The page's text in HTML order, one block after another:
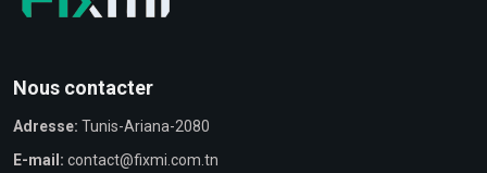
Nous contacter
Adresse: Tunis-Ariana-2080
E-mail: contact@fixmi.com.tn